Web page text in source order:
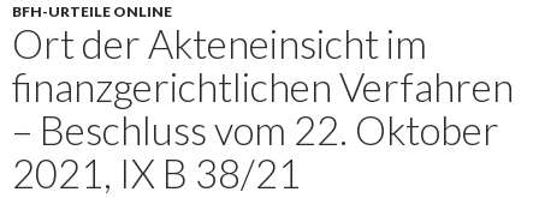
BFH-URTEILE ONLINE
Ort der Akteneinsicht im
finanzgerichtlichen Verfahren
– Beschluss vom 22. Oktober
2021, IX B 38/21